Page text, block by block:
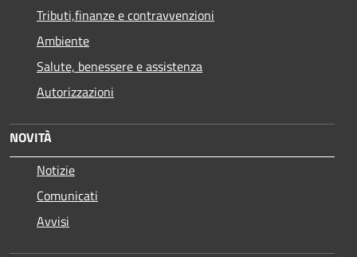
Tributi,finanze e contravvenzioni
Ambiente
Salute, benessere e assistenza
Autorizzazioni
NOVITÀ
Notizie
Comunicati
Avvisi